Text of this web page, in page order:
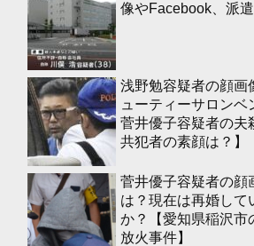
像やFacebook、派遣
浅野勉容疑者の顔画
ューティーサロンベ
菅井優子容疑者の夫
共犯者の素顔は？】
菅井優子容疑者の顔
は？現在は再婚して
か？【愛知県稲沢市
放火事件】